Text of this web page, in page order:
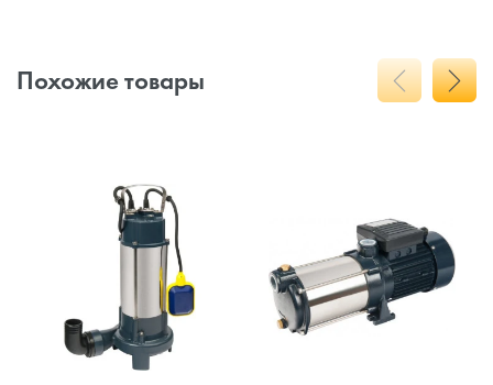
Похожие товары